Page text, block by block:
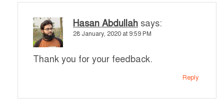
Hasan Abdullah says:
28 January, 2020 at 9:59 PM
Thank you for your feedback.
Reply